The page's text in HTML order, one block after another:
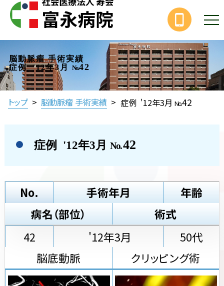
脳動脈瘤 手術実績
症例 '12年3月
No.42
トップ > 脳動脈瘤 手術実績 > 症例 '12年3月 No.42
症例 '12年3月 No.42
No. 手術年月
年齢
病名（部位）
術式
42
'12年3月
50代
脳底動脈
クリッピング術